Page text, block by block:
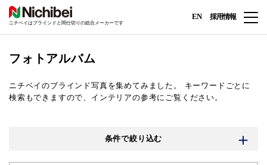
ニチベイはブラインドと間仕切りの総合メーカーです
EN 採用情報
フォトアルバム
ニチベイのブラインド写真を集めてみました。
キーワードごとに
検索もできますので、インテリアの参考にご覧ください。
条件で絞り込む